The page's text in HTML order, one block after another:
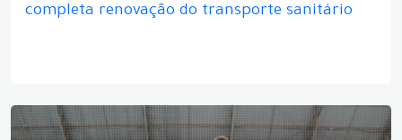
completa renovação do transporte sanitário